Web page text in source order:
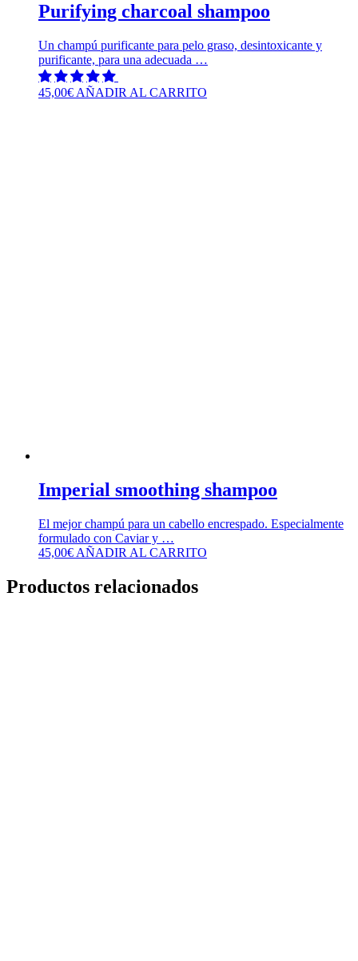
Purifying charcoal shampoo
Un champú purificante para pelo graso, desintoxicante y
purificante, para una adecuada …
45,00€ AÑADIR AL CARRITO
Imperial smoothing shampoo
El mejor champú para un cabello encrespado. Especialmente
formulado con Caviar y …
45,00€ AÑADIR AL CARRITO
Productos relacionados